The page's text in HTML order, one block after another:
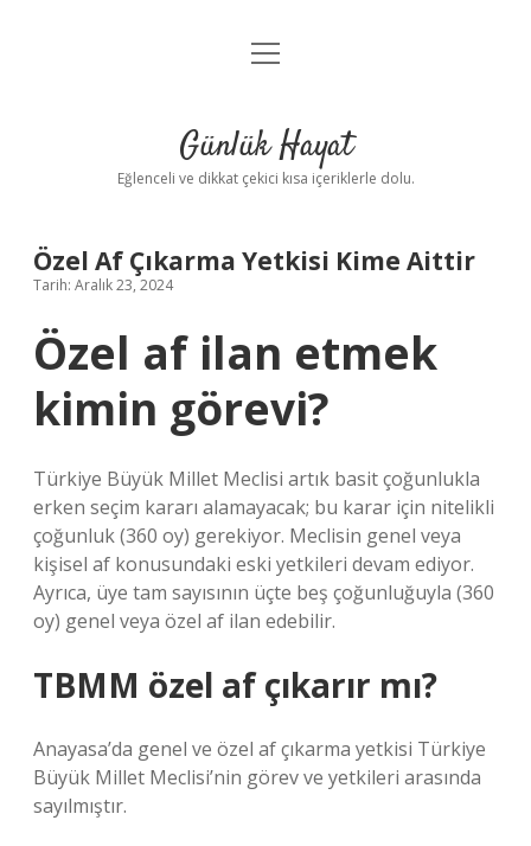
Anasayfa
Yasal Uyarı
menüyü
Günlük Hayat
Eğlenceli ve dikkat çekici kısa içeriklerle dolu.
Özel Af Çıkarma Yetkisi Kime Aittir
Tarih: Aralık 23, 2024
Özel af ilan etmek
kimin görevi?
Türkiye Büyük Millet Meclisi artık basit çoğunlukla
erken seçim kararı alamayacak; bu karar için nitelikli
çoğunluk (360 oy) gerekiyor. Meclisin genel veya
kişisel af konusundaki eski yetkileri devam ediyor.
Ayrıca, üye tam sayısının üçte beş çoğunluğuyla (360
oy) genel veya özel af ilan edebilir.
TBMM özel af çıkarır mı?
Anayasa’da genel ve özel af çıkarma yetkisi Türkiye
Büyük Millet Meclisi’nin görev ve yetkileri arasında
sayılmıştır.